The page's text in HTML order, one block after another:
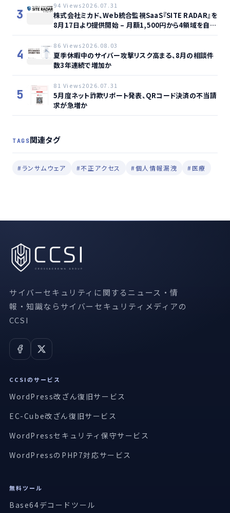
3
94 Views2026.07.31
株式会社ミカド、Web統合監視SaaS『SITE RADAR』を
8月17日より提供開始 – 月額1,500円から4領域を自動
監視、動的サイト…
4
86 Views2026.08.03
夏季休暇中のサイバー攻撃リスク高まる、8月の相談件
数3年連続で増加か
5
81 Views2026.07.31
5月度ネット詐欺リポート発表、QRコード決済の不当請
求が急増か
TAGS関連タグ
#ランサムウェア #不正アクセス #個人情報漏洩 #医療
サイバーセキュリティに関するニュース・情
報・知識ならサイバーセキュリティメディアの
CCSI
CCSIのサービス
WordPress改ざん復旧サービス
EC-Cube改ざん復旧サービス
WordPressセキュリティ保守サービス
WordPressのPHP7対応サービス
無料ツール
Base64デコードツール